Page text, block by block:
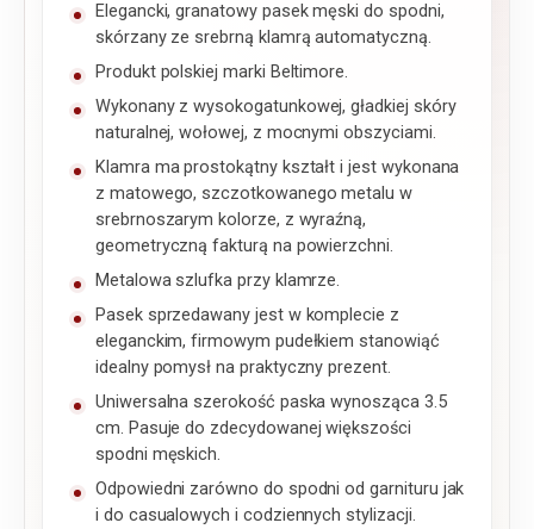
Elegancki, granatowy pasek męski do spodni,
skórzany ze srebrną klamrą automatyczną.
Produkt polskiej marki Beltimore.
Wykonany z wysokogatunkowej, gładkiej skóry
naturalnej, wołowej, z mocnymi obszyciami.
Klamra ma prostokątny kształt i jest wykonana
z matowego, szczotkowanego metalu w
srebrnoszarym kolorze, z wyraźną,
geometryczną fakturą na powierzchni.
Metalowa szlufka przy klamrze.
Pasek sprzedawany jest w komplecie z
eleganckim, firmowym pudełkiem stanowiąć
idealny pomysł na praktyczny prezent.
Uniwersalna szerokość paska wynosząca 3.5
cm. Pasuje do zdecydowanej większości
spodni męskich.
Odpowiedni zarówno do spodni od garnituru jak
i do casualowych i codziennych stylizacji.